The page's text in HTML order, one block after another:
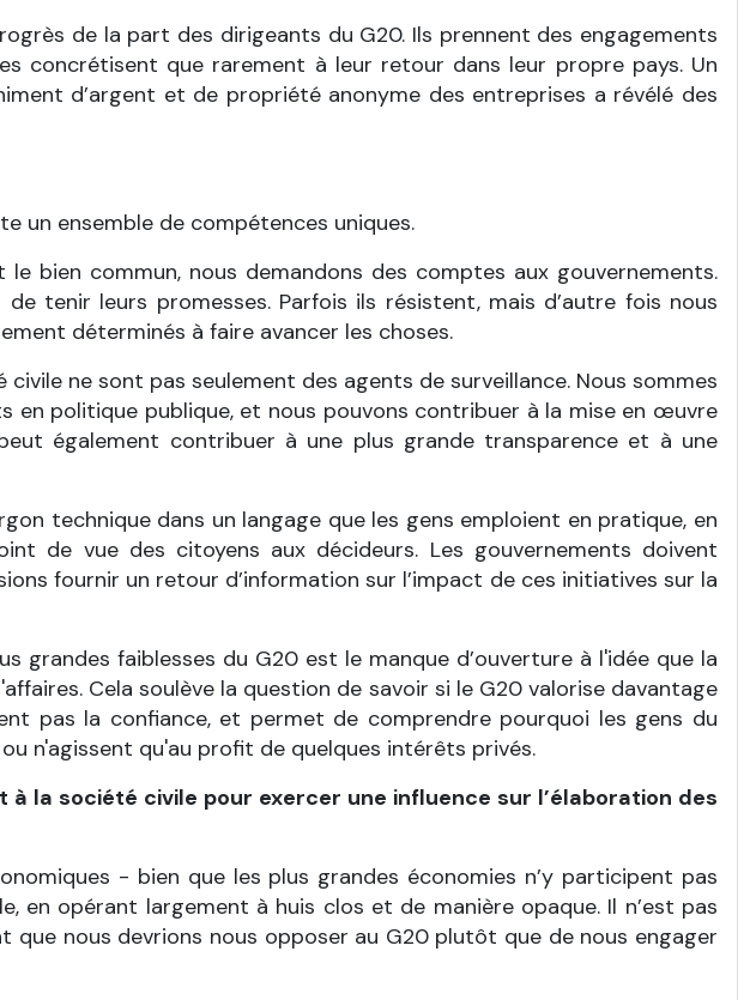
de la part des dirigeants du G20. Ils prennent des engagements
concrétisent que rarement à leur retour dans leur propre pays. Un
d’argent et de propriété anonyme des entreprises a révélé des
un ensemble de compétences uniques.
bien commun, nous demandons des comptes aux gouvernements.
tenir leurs promesses. Parfois ils résistent, mais d’autre fois nous
déterminés à faire avancer les choses.
ne sont pas seulement des agents de surveillance. Nous sommes
en politique publique, et nous pouvons contribuer à la mise en œuvre
également contribuer à une plus grande transparence et à une
technique dans un langage que les gens emploient en pratique, en
de vue des citoyens aux décideurs. Les gouvernements doivent
fournir un retour d’information sur l’impact de ces initiatives sur la
grandes faiblesses du G20 est le manque d’ouverture à l'idée que la
Cela soulève la question de savoir si le G20 valorise davantage
pas la confiance, et permet de comprendre pourquoi les gens du
n'agissent qu'au profit de quelques intérêts privés.
la société civile pour exercer une influence sur l’élaboration des
- bien que les plus grandes économies n’y participent pas
opérant largement à huis clos et de manière opaque. Il n’est pas
nous devrions nous opposer au G20 plutôt que de nous engager